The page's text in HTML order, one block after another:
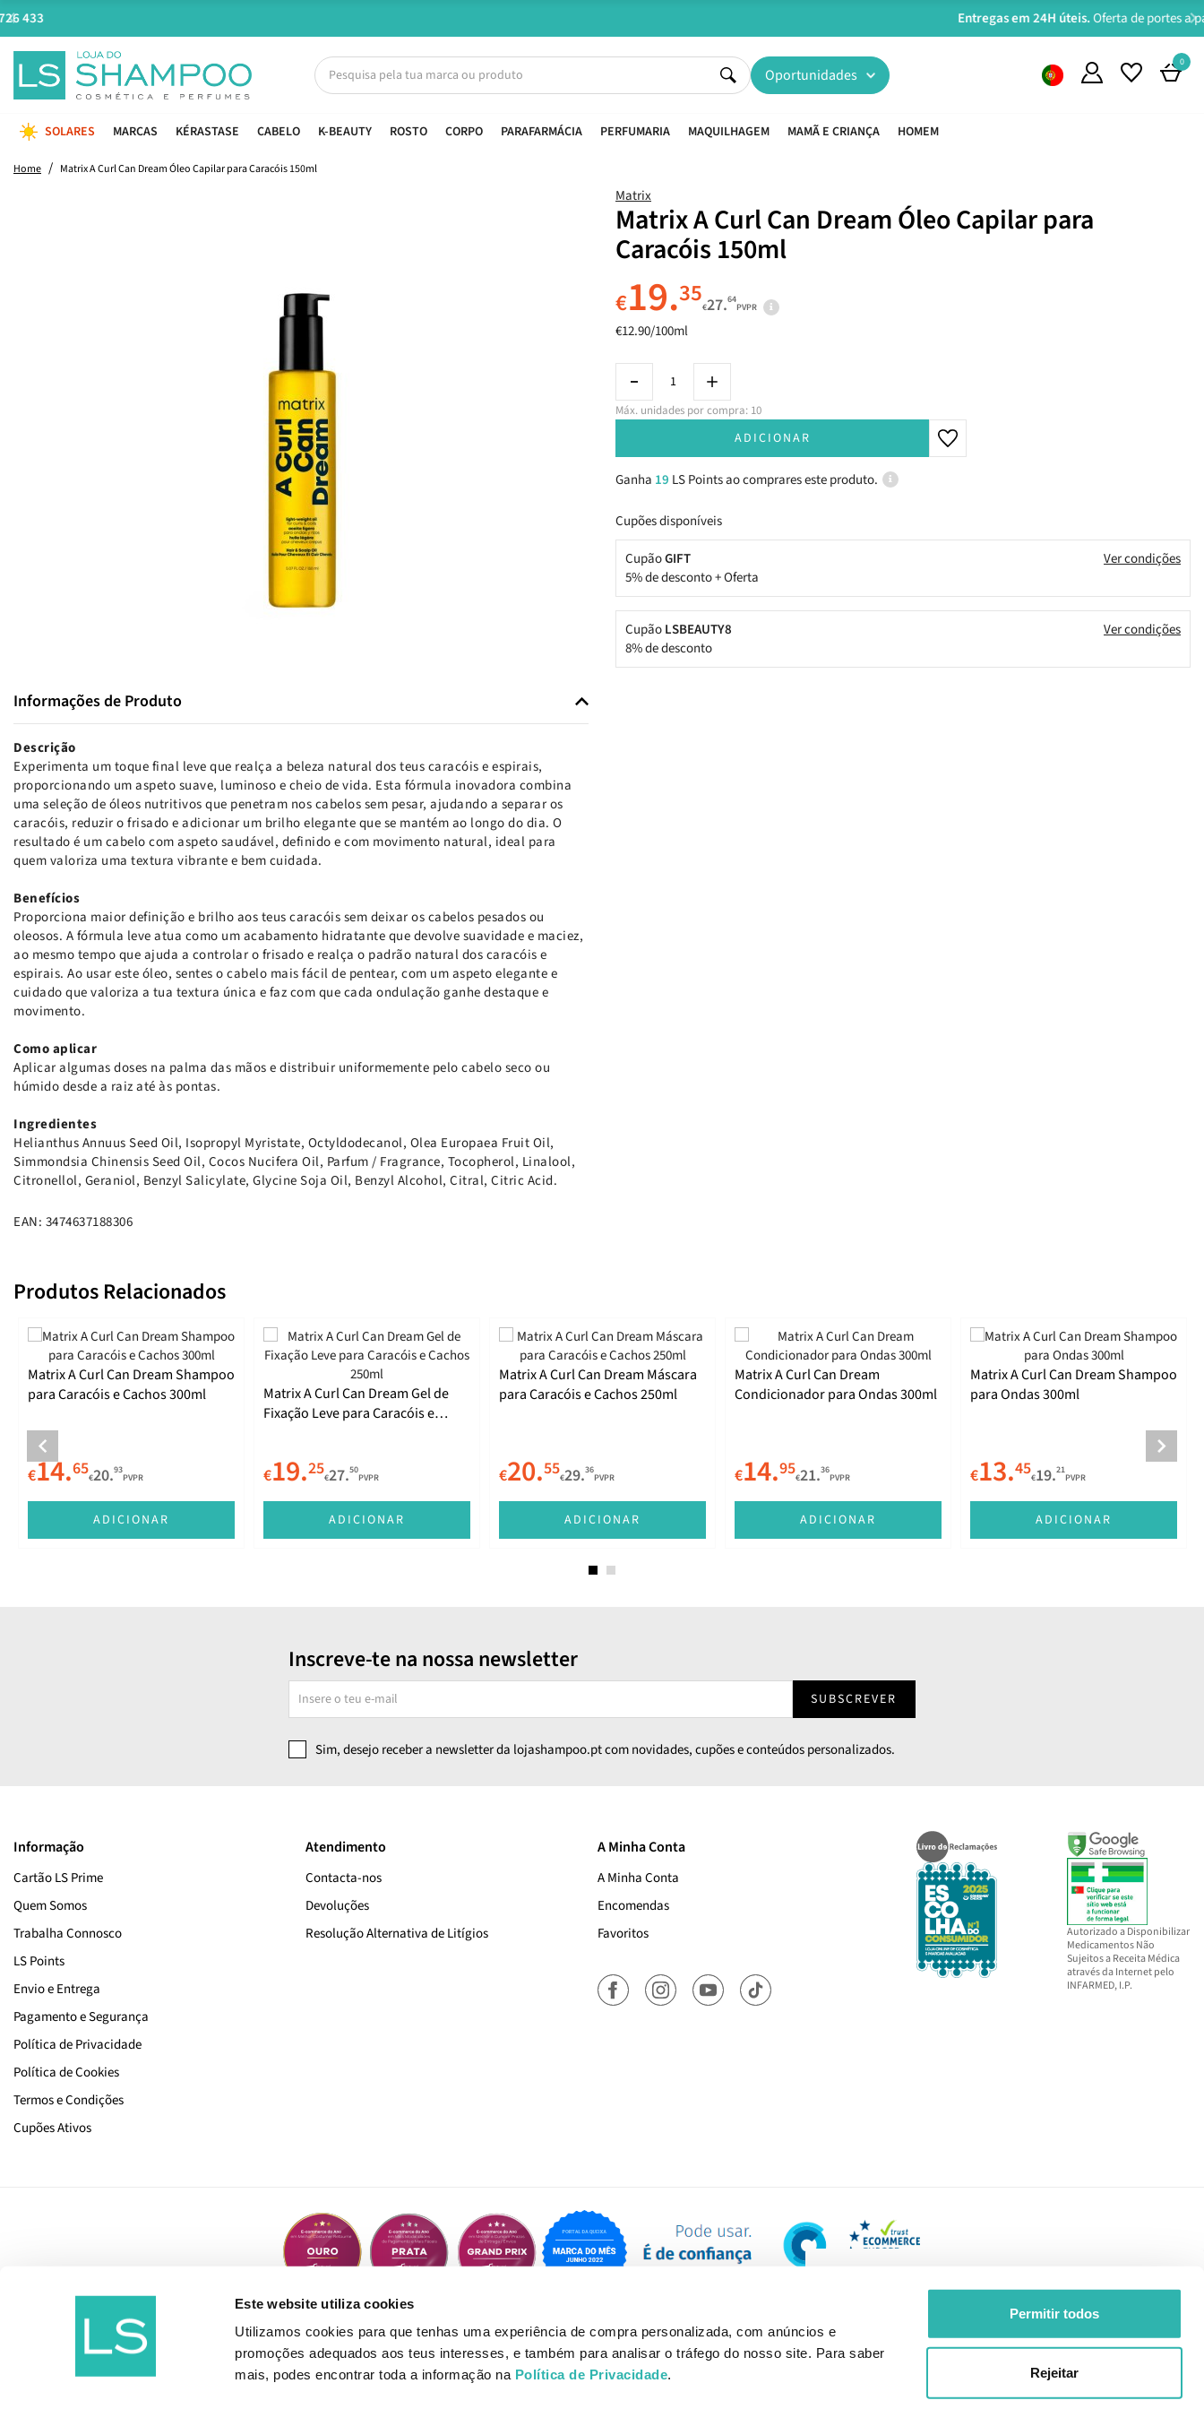
Este website utiliza cookies
Utilizamos cookies para que tenhas uma experiência de compra personalizada, com anúncios e
promoções adequados aos teus interesses, e também para analisar o tráfego do nosso site. Para saber
mais, podes encontrar toda a informação na Política de Privacidade.
Permitir todos
Rejeitar
Oportunidades
0
SOLARES MARCAS KÉRASTASE CABELO K-BEAUTY ROSTO CORPO PARAFARMÁCIA PERFUMARIA MAQUILHAGEM MAMÃ E CRIANÇA HOMEM
Home Matrix A Curl Can Dream Óleo Capilar para Caracóis 150ml
Informações de Produto
Descrição
Experimenta um toque final leve que realça a beleza natural dos teus caracóis e espirais,
proporcionando um aspeto suave, luminoso e cheio de vida. Esta fórmula inovadora combina
uma seleção de óleos nutritivos que penetram nos cabelos sem pesar, ajudando a separar os
caracóis, reduzir o frisado e adicionar um brilho elegante que se mantém ao longo do dia. O
resultado é um cabelo com aspeto saudável, definido e com movimento natural, ideal para
quem valoriza uma textura vibrante e bem cuidada.
Benefícios
Proporciona maior definição e brilho aos teus caracóis sem deixar os cabelos pesados ou
oleosos. A fórmula leve atua como um acabamento hidratante que devolve suavidade e maciez,
ao mesmo tempo que ajuda a controlar o frisado e realça o padrão natural dos caracóis e
espirais. Ao usar este óleo, sentes o cabelo mais fácil de pentear, com um aspeto elegante e
cuidado que valoriza a tua textura única e faz com que cada ondulação ganhe destaque e
movimento.
Como aplicar
Aplicar algumas doses na palma das mãos e distribuir uniformemente pelo cabelo seco ou
húmido desde a raiz até às pontas.
Ingredientes
Helianthus Annuus Seed Oil, Isopropyl Myristate, Octyldodecanol, Olea Europaea Fruit Oil,
Simmondsia Chinensis Seed Oil, Cocos Nucifera Oil, Parfum / Fragrance, Tocopherol, Linalool,
Citronellol, Geraniol, Benzyl Salicylate, Glycine Soja Oil, Benzyl Alcohol, Citral, Citric Acid.
EAN: 3474637188306
Matrix
Matrix A Curl Can Dream Óleo Capilar para
Caracóis 150ml
€19.35€27.64
PVPR
€12.90/100ml
Máx. unidades por compra: 10
ADICIONAR
Ganha 19 LS Points ao comprares este produto.
Cupões disponíveis
CupãoGIFT
5% de desconto + Oferta
Ver condições
CupãoLSBEAUTY8
8% de desconto
Ver condições
Produtos Relacionados
Matrix A Curl Can Dream Shampoo
para Caracóis e Cachos 300ml
€14.65€20.93
PVPR
ADICIONAR
Matrix A Curl Can Dream Gel de
Fixação Leve para Caracóis e
€19.25€27.50
PVPR
ADICIONAR
Matrix A Curl Can Dream Máscara
para Caracóis e Cachos 250ml
€20.55€29.36
PVPR
ADICIONAR
Matrix A Curl Can Dream
Condicionador para Ondas 300ml
€14.95€21.36
PVPR
ADICIONAR
Matrix A Curl Can Dream Shampoo
para Ondas 300ml
€13.45€19.21
PVPR
ADICIONAR
Inscreve-te na nossa newsletter
SUBSCREVER
Sim, desejo receber a newsletter da lojashampoo.pt com novidades, cupões e conteúdos personalizados.
Informação
Cartão LS Prime
Quem Somos
Trabalha Connosco
LS Points
Envio e Entrega
Pagamento e Segurança
Política de Privacidade
Política de Cookies
Termos e Condições
Cupões Ativos
Atendimento
Contacta-nos
Devoluções
Resolução Alternativa de Litígios
A Minha Conta
A Minha Conta
Encomendas
Favoritos
Autorizado a Disponibilizar
Medicamentos Não
Sujeitos a Receita Médica
através da Internet pelo
INFARMED, I.P.